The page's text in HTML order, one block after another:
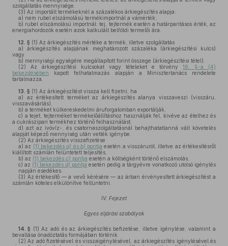
szolgáltatás mennyisége.
(3) Az importált termékeknél a százalékos árkiegészítés alapja:
a) nem rubel elszámolású termékimportnál a vámérték;
b) rubel elszámolású importnál: tej, tejtermék esetén a határparitásos érték, az
energiahordozók esetén azok kalkulált belföldi termelői ára.
12. § (1) Az árkiegészítés mértéke a termék, illetve szolgáltatás
a) árkiegészítés alapjának meghatározott százaléka (árkiegészítési kulcs)
vagy
b) mennyiségi egységére megállapított forint összege (árkiegészítési tétel).
(2) Az árkiegészítési kulcsokat vagy tételeket e törvény 16. §-a (4)
bekezdésében kapott felhatalmazás alapján a Minisztertanács rendelete
tartalmazza.
13. § (1) Az árkiegészítést vissza kell fizetni, ha
a) az értékesített terméket az árkiegészítés alanya visszaveszi (visszáru,
visszavásárlás),
b) a terméket külkereskedelmi áruforgalomban exportálják,
c) a tejet, tejterméket termékelőállításhoz használják fel, kivéve az ételhez és
a cukrászipari termékhez történő felhasználást,
d) azt az ivóvíz-, és csatornaszolgáltatásnál behajthatatlanná vált követelés
alapját képező mennyiség után vették igénybe.
(2) Az árkiegészítés visszafizetése
a) az (1) bekezdésa) és b) pontja esetén a visszáruról, illetve az értékesítésről
kiállított számlán felüntetett teljesítés,
b) az (1) bekezdés c) pontja esetén a költségként történő elszámolás,
c) az (1) bekezdés d) pontja esetén pedig a tárgyévre vonatkozó utolsó igénylés
napján esedékes.
(3) Az értékesítő — a vevő kérésére — az árban érvényesített árkiegészítést a
számlán köteles elkülönítve feltüntetni.
IV. Fejezet
Egyes eljárási szabályok
14. § (1) Az adó és az árkiegészítés befizetése, illetve igénylése, valamint a
bevallása önadóztatás formájában történik.
(2) Az adó fizetésével és visszaigénylésével, az árkiegészítés igénylésével és